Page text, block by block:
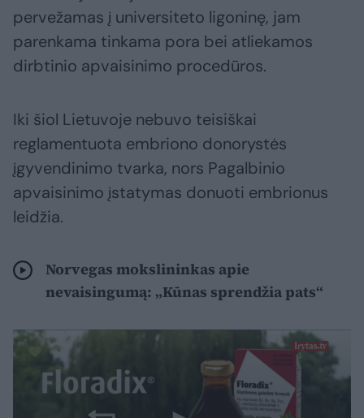
pervežamas į universiteto ligoninę, jam
parenkama tinkama pora bei atliekamos
dirbtinio apvaisinimo procedūros.
Iki šiol Lietuvoje nebuvo teisiškai
reglamentuota embriono donorystės
įgyvendinimo tvarka, nors Pagalbinio
apvaisinimo įstatymas donuoti embrionus
leidžia.
Norvegas mokslininkas apie
nevaisingumą: „Kūnas sprendžia pats“